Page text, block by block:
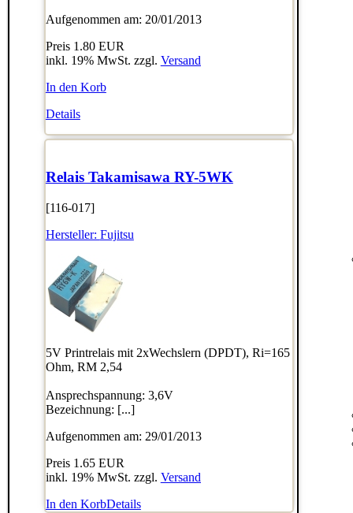
Aufgenommen am: 20/01/2013
Preis 1.80 EUR
inkl. 19% MwSt. zzgl. Versand
In den Korb
Details
Relais Takamisawa RY-5WK
[116-017]
Hersteller: Fujitsu
5V Printrelais mit 2xWechslern (DPDT), Ri=165
Ohm, RM 2,54
Ansprechspannung: 3,6V
Bezeichnung: [...]
Aufgenommen am: 29/01/2013
Preis 1.65 EUR
inkl. 19% MwSt. zzgl. Versand
In den KorbDetails